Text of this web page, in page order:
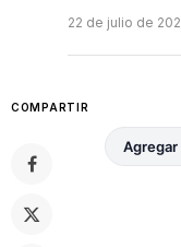
22 de julio de
COMPARTIR
Agregar